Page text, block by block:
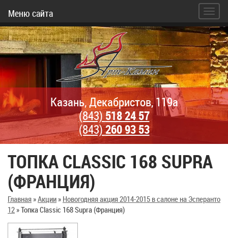
Меню сайта
Казань, Декабристов, 119а
(843)518 24 57
(843)260 93 53
ТОПКА CLASSIC 168 SUPRA
(ФРАНЦИЯ)
Главная»Акции» Новогодняя акция 2014-2015 в салоне на Эсперанто
12»Топка Classic 168 Supra (Франция)